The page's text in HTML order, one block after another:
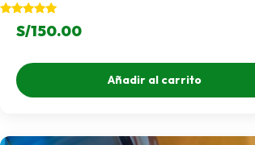
Valorado
S/150.00
Añadir al carrito